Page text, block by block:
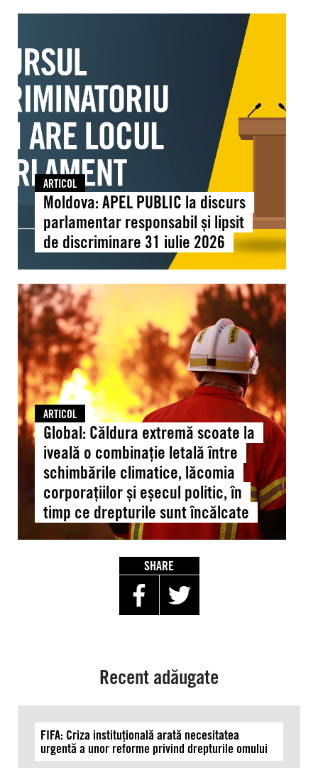
pentru
a
consolida
educația
pentru
drepturile
omului
PUBLIC
la
discurs
parlamentar
responsabil
lipsit
de
discriminare
iulie
2026
ARTICOL
Moldova: APEL PUBLIC la discurs
parlamentar responsabil și lipsit
de discriminare 31 iulie 2026
Global:
Căldura
extremă
scoate
la
iveală
o
combinație
letală
între
schimbările
climatice,
lăcomia
corporațiilor
ARTICOL
Global: Căldura extremă scoate la
iveală o combinație letală între
schimbările climatice, lăcomia
corporațiilor și eșecul politic, în
timp ce drepturile sunt încălcate
SHARE
Recent adăugate
FIFA: Criza instituțională arată necesitatea
urgentă a unor reforme privind drepturile omului